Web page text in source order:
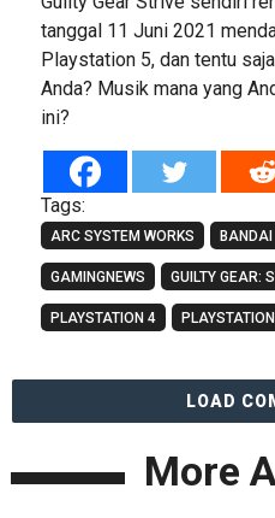
tanggal 11 Juni 2021
Playstation 5, dan tentu
Anda? Musik mana yang
ini?
Tags:
ARC SYSTEM WORKS
GAMINGNEWS GUILTY GEAR:
PLAYSTATION 4
LOAD
More